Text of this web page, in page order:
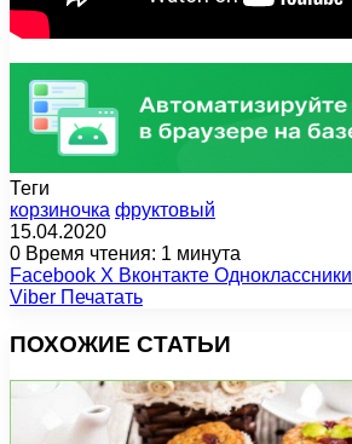
Теги
корзиночка фруктовый
15.04.2020
0 Время чтения: 1 минута
Facebook X Вконтакте Одноклассники
Viber Печатать
ПОХОЖИЕ СТАТЬИ